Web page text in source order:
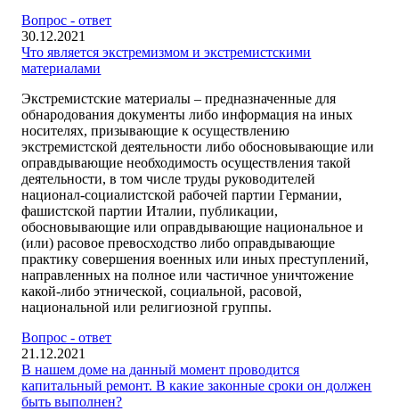
Вопрос - ответ
30.12.2021
Что является экстремизмом и экстремистскими
материалами
Экстремистские материалы – предназначенные для
обнародования документы либо информация на иных
носителях, призывающие к осуществлению
экстремистской деятельности либо обосновывающие или
оправдывающие необходимость осуществления такой
деятельности, в том числе труды руководителей
национал-социалистской рабочей партии Германии,
фашистской партии Италии, публикации,
обосновывающие или оправдывающие национальное и
(или) расовое превосходство либо оправдывающие
практику совершения военных или иных преступлений,
направленных на полное или частичное уничтожение
какой-либо этнической, социальной, расовой,
национальной или религиозной группы.
Вопрос - ответ
21.12.2021
В нашем доме на данный момент проводится
капитальный ремонт. В какие законные сроки он должен
быть выполнен?